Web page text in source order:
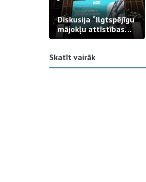
Diskusija “Ilgtspējīgu
mājokļu attīstības
izaicinājums”
Skatīt vairāk